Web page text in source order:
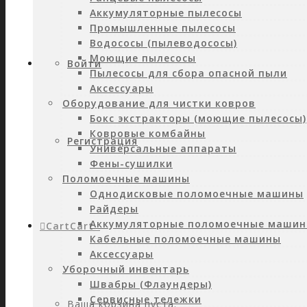
Войти
Регистрация
CartCart0
Ваша корзина пуста.
Аккумуляторные пылесосы
Промышленные пылесосы
Водососы (пылеводососы)
Моющие пылесосы
Пылесосы для сбора опасной пыли
Аксессуары
Оборудование для чистки ковров
Бокс экстракторы (моющие пылесосы)
Ковровые комбайны
Универсальные аппараты
Фены-сушилки
Поломоечные машины
Однодисковые поломоечные машины
Райдеры
Аккумуляторные поломоечные
Кабельные поломоечные машины
Аксессуары
Уборочный инвентарь
Швабры (Флаундеры)
Сервисные тележки